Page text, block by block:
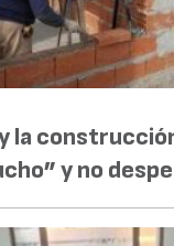
la
y no